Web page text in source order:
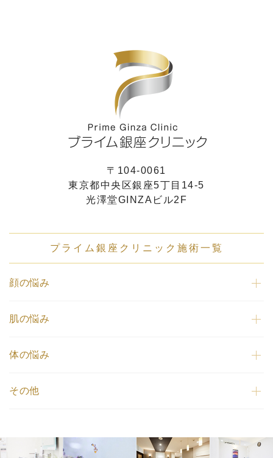
〒104-0061
東京都中央区銀座5丁目14-5
光澤堂GINZAビル2F
プライム銀座クリニック施術一覧
顔の悩み
肌の悩み
体の悩み
その他